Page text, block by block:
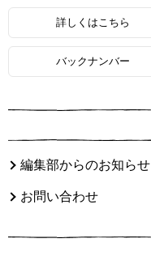
詳しくはこちら
バックナンバー
編集部からのお知らせ
お問い合わせ